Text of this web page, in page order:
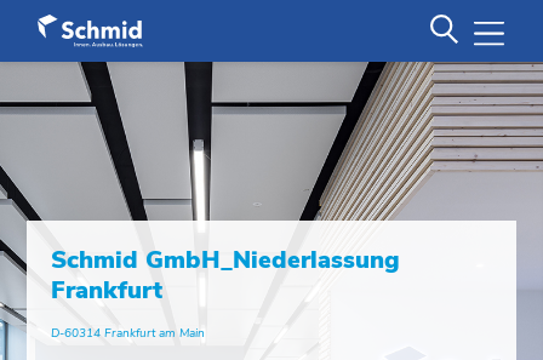
Schmid GmbH_Niederlassung
Frankfurt
D-60314 Frankfurt am Main